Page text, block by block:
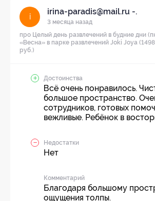
i
irina-paradis@mail.ru -.
3 месяца назад
про Целый день развлечений в будние дни
«Весна» в парке развлечений Joki Joya
руб.)
Достоинства
Всё очень понравилось.
большое пространство.
сотрудников, готовых
вежливые. Ребёнок в
Недостатки
Нет
Комментарий
Благодаря большому
ощущения толпы.